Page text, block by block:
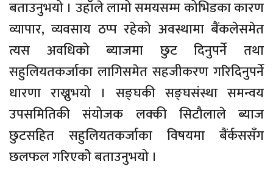
बताउनुभयो । उहाँले लामो समयसम्म कोभिडका कारण
व्यापार, व्यवसाय ठप्प रहेको अवस्थामा बैंकलेसमेत
त्यस अवधिको ब्याजमा छुट दिनुपर्ने तथा
सहुलियतकर्जाका लागिसमेत सहजीकरण गरिदिनुपर्ने
धारणा राख्नुभयो । सङ्घकी सङ्घसंस्था समन्वय
उपसमितिकी संयोजक लक्की सिटौलाले ब्याज
छुटसहित सहुलियतकर्जाका विषयमा बैंर्कससँग
छलफल गरिएकोे बताउनुभयो ।